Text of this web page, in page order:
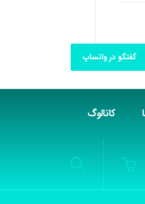
گفتگو در واتساپ
کاتالوگ